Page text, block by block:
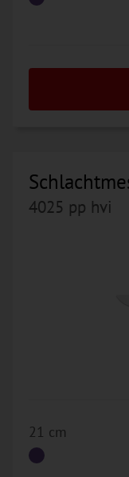
4025 pp hvi
21 cm